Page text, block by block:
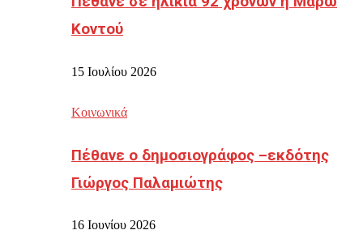
Κοντού
15 Ιουλίου 2026
Κοινωνικά
Πέθανε ο δημοσιογράφος –εκδότης
Γιώργος Παλαμιώτης
16 Ιουνίου 2026